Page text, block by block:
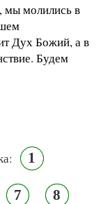
мы молились в
Дух Божий, а в
Будем
1
7 8